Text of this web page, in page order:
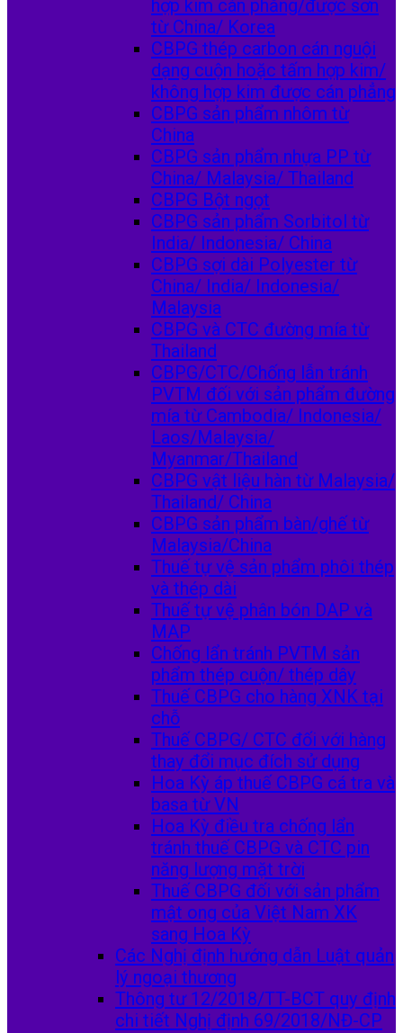
hợp kim cán phẳng/được sơn
từ China/ Korea
CBPG thép carbon cán nguội
dạng cuộn hoặc tấm hợp kim/
không hợp kim được cán phẳng
CBPG sản phẩm nhôm từ
China
CBPG sản phẩm nhựa PP từ
China/ Malaysia/ Thailand
CBPG Bột ngọt
CBPG sản phẩm Sorbitol từ
India/ Indonesia/ China
CBPG sợi dài Polyester từ
China/ India/ Indonesia/
Malaysia
CBPG và CTC đường mía từ
Thailand
CBPG/CTC/Chống lẫn tránh
PVTM đối với sản phẩm đường
mía từ Cambodia/ Indonesia/
Laos/Malaysia/
Myanmar/Thailand
CBPG vật liệu hàn từ Malaysia/
Thailand/ China
CBPG sản phẩm bàn/ghế từ
Malaysia/China
Thuế tự vệ sản phẩm phôi thép
và thép dài
Thuế tự vệ phân bón DAP và
MAP
Chống lẩn tránh PVTM sản
phẩm thép cuộn/ thép dây
Thuế CBPG cho hàng XNK tại
chỗ
Thuế CBPG/ CTC đối với hàng
thay đổi mục đích sử dụng
Hoa Kỳ áp thuế CBPG cá tra và
basa từ VN
Hoa Kỳ điều tra chống lẩn
tránh thuế CBPG và CTC pin
năng lượng mặt trời
Thuế CBPG đối với sản phẩm
mật ong của Việt Nam XK
sang Hoa Kỳ
Các Nghị định hướng dẫn Luật quản
lý ngoại thương
Thông tư 12/2018/TT-BCT quy định
chi tiết Nghị định 69/2018/NĐ-CP